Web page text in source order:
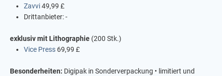
Zavvi49,99 £
Drittanbieter: -
exklusiv mit Lithographie (200 Stk.)
Vice Press 69,99 £
Besonderheiten: Digipak in Sonderverpackung • limitiert und